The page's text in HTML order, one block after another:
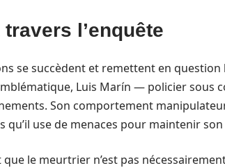
l’enquête
se succèdent et remettent en
Luis Marín — policier sous
Son comportement
qu’il use de menaces pour maintenir
le meurtrier n’est pas